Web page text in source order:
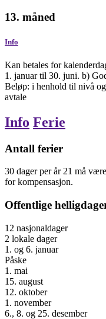
13. måned
Info
Kan betales for
1. januar til 30. juni. b)
Beløp: i henhold til nivå
avtale
Info Ferie
Antall ferier
30 dagerper år 21 må
for kompensasjon.
Offentlige
12 nasjonaldager
2 lokale dager
1. og 6. januar
Påske
1. mai
15. august
12. oktober
1. november
6., 8. og 25. desember